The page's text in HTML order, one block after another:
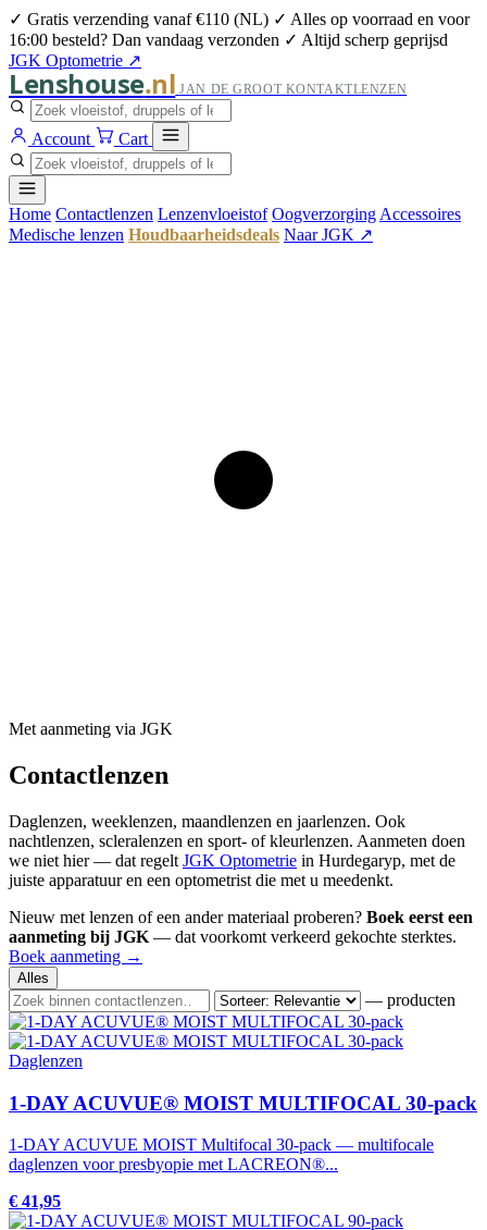
✓ Gratis verzending vanaf €110 (NL) ✓ Alles op voorraad en voor
16:00 besteld? Dan vandaag verzonden ✓ Altijd scherp geprijsd
JGK Optometrie ↗
Lenshouse.nl JAN DE GROOT KONTAKTLENZEN
Account Cart
Home Contactlenzen Lenzenvloeistof Oogverzorging Accessoires
Medische lenzen Houdbaarheidsdeals Naar JGK ↗
Met aanmeting via JGK
Contactlenzen
Daglenzen, weeklenzen, maandlenzen en jaarlenzen. Ook
nachtlenzen, scleralenzen en sport- of kleurlenzen. Aanmeten doen
we niet hier — dat regelt JGK Optometrie in Hurdegaryp, met de
juiste apparatuur en een optometrist die met u meedenkt.
Nieuw met lenzen of een ander materiaal proberen? Boek eerst een
aanmeting bij JGK — dat voorkomt verkeerd gekochte sterktes.
Boek aanmeting →
Alles
— producten
Daglenzen
1-DAY ACUVUE® MOIST MULTIFOCAL 30-pack
1-DAY ACUVUE MOIST Multifocal 30-pack — multifocale
daglenzen voor presbyopie met LACREON®...
€ 41,95